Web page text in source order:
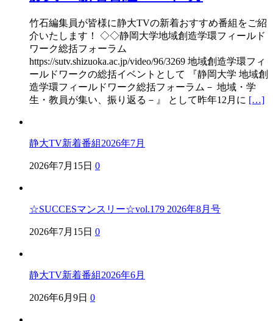
竹石編集員が皆様に静大TVの新着おすすめ番組をご紹
介いたします！ ◇◇静岡大学地域創造学環フィールド
ワーク総括フォーラム
https://sutv.shizuoka.ac.jp/video/96/3269 地域創造学環フィ
ールドワークの総括イベントとして 『静岡大学 地域創
造学環フィールドワーク総括フォーラム－ 地域・学
生・教員が集い、振り返る－』 として昨年12月に […]
静大TV新着番組2026年7月
2026年7月15日 0
☆SUCCESマンスリー☆vol.179 2026年8月号
2026年7月15日 0
静大TV新着番組2026年6月
2026年6月9日 0